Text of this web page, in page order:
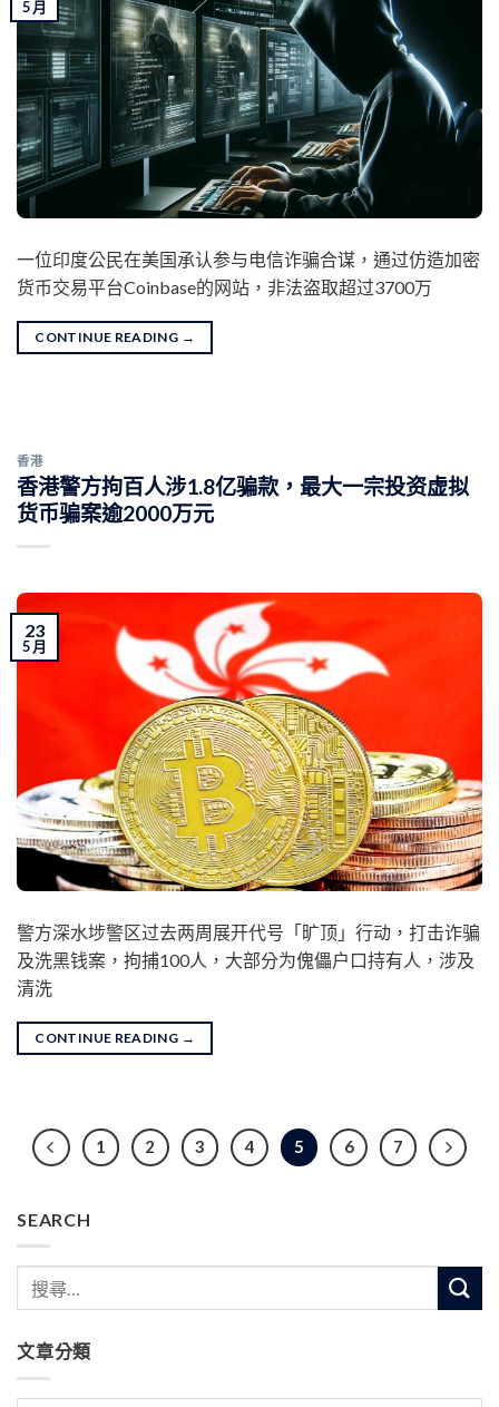
SEARCH
文章分類
5 月
一位印度公民在美国承认参与电信诈骗合谋，通过仿造加密
货币交易平台Coinbase的网站，非法盗取超过3700万
CONTINUE READING →
香港
香港警方拘百人涉1.8亿骗款，最大一宗投资虚拟
货币骗案逾2000万元
23
5 月
警方深水埗警区过去两周展开代号「旷顶」行动，打击诈骗
及洗黑钱案，拘捕100人，大部分为傀儡户口持有人，涉及
清洗
CONTINUE READING →
1 2 3 4 5 6 7